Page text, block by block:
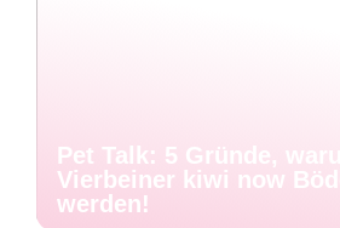
Pet Talk: 5 Gründe,
Vierbeiner kiwi now
werden!